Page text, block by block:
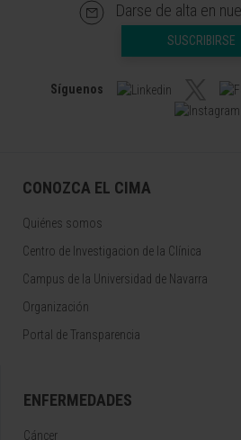
Darse de alta en
SUSCRIBIRSE
Síguenos
CONOZCA EL CIMA
Quiénes somos
Centro de Investigacion de la Clínica
Campus de la Universidad de Navarra
Organización
Portal de Transparencia
ENFERMEDADES
Cáncer